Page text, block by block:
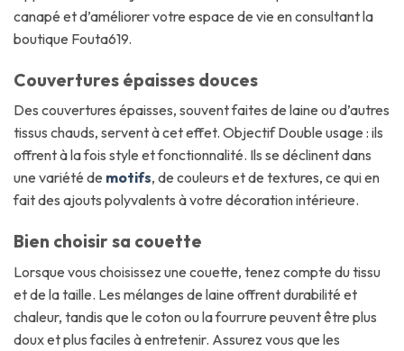
canapé et d’améliorer votre espace de vie en consultant la
boutique Fouta619.
Couvertures épaisses douces
Des couvertures épaisses, souvent faites de laine ou d’autres
tissus chauds, servent à cet effet. Objectif Double usage : ils
offrent à la fois style et fonctionnalité. Ils se déclinent dans
une variété de motifs, de couleurs et de textures, ce qui en
fait des ajouts polyvalents à votre décoration intérieure.
Bien choisir sa couette
Lorsque vous choisissez une couette, tenez compte du tissu
et de la taille. Les mélanges de laine offrent durabilité et
chaleur, tandis que le coton ou la fourrure peuvent être plus
doux et plus faciles à entretenir. Assurez vous que les